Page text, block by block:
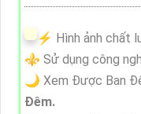
️⚡ Hình ảnh chất
⚜️ Sử dụng công
🌙 Xem Được Ban
Ðêm.